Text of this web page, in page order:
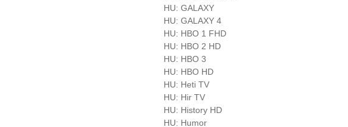
HU: GALAXY
HU: GALAXY 4
HU: HBO 1 FHD
HU: HBO 2 HD
HU: HBO 3
HU: HBO HD
HU: Heti TV
HU: Hir TV
HU: History HD
HU: Humor